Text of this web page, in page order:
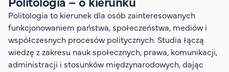
Studia podyplomowe
Study in English
Wydziały
Opłaty za studia
Politologia to kierunek dla osób zainteresowanych
funkcjonowaniem państwa, społeczeństwa, mediów i
współczesnych procesów politycznych. Studia łączą
wiedzę z zakresu nauk społecznych, prawa, komunikacji,
administracji i stosunków międzynarodowych, dając